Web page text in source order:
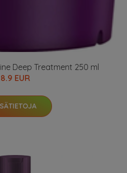
Deep Treatment 250 ml
8.9 EUR